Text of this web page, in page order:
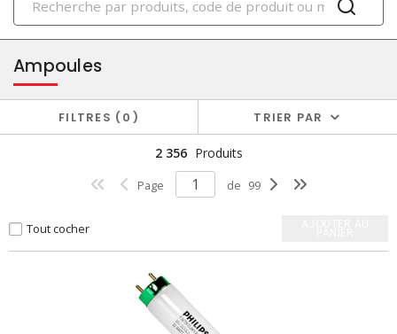
éclairage
Ampoules
FILTRES 0 TRIER PAR
2 356 Produits
Page de 99
Tout cocher